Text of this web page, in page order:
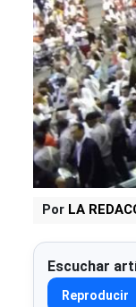
Por LA
Escuchar
Reproducir